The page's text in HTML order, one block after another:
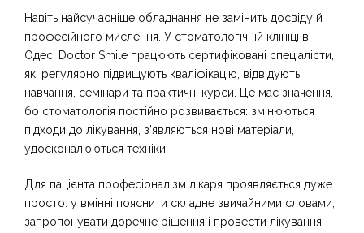
Навіть найсучасніше обладнання не замінить досвіду й
професійного мислення. У стоматологічній клініці в
Одесі Doctor Smile працюють сертифіковані спеціалісти,
які регулярно підвищують кваліфікацію, відвідують
навчання, семінари та практичні курси. Це має значення,
бо стоматологія постійно розвивається: змінюються
підходи до лікування, з’являються нові матеріали,
удосконалюються техніки.
Для пацієнта професіоналізм лікаря проявляється дуже
просто: у вмінні пояснити складне звичайними словами,
запропонувати доречне рішення і провести лікування